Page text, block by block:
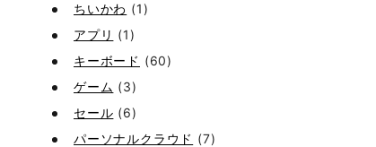
ちいかわ (1)
アプリ (1)
キーボード (60)
ゲーム (3)
セール (6)
パーソナルクラウド (7)